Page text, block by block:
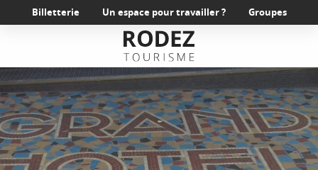
au
principal
Billetterie Un espace pour travailler ? Groupes